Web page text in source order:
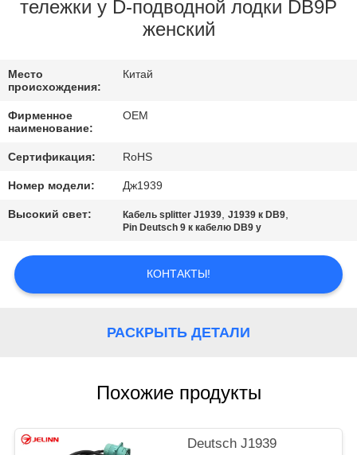
КАЧЕСТВА
МЫ
СПРОСИТЕ
ЦИТАТУ
тележки y D-подводной лодки DB9P
женский
Место
происхождения:
Китай
Фирменное
наименование:
OEM
Сертификация: RoHS
Номер модели: Дж1939
Высокий свет: Кабель splitter J1939,J1939 к DB9,
Pin Deutsch 9 к кабелю DB9 y
КОНТАКТЫ!
РАСКРЫТЬ ДЕТАЛИ
Похожие продукты
Deutsch J1939